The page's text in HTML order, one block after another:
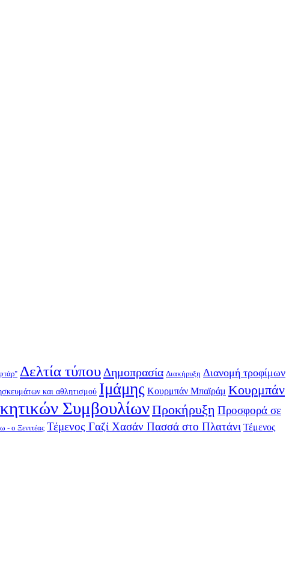
Δελτία τύπου Δημοπρασία Διακήρυξη Διανομή τροφίμων
και αθλητισμού Ιμάμης Κουρμπάν Μπαϊράμ Κουρμπάν
ΣυμβουλίωνΠροκήρυξη Προσφορά σε
- ο Ξενιτέας Τέμενος Γαζί Χασάν Πασσά στο Πλατάνι Τέμενος